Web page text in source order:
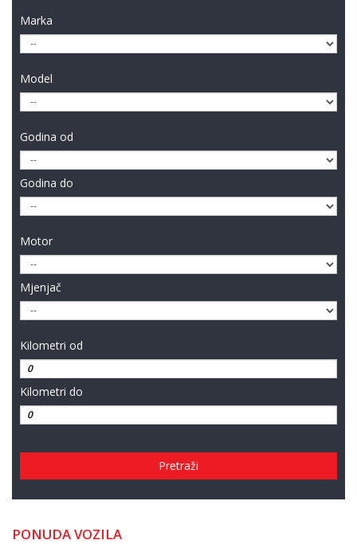
Marka
Model
Godina od
Godina do
Motor
Mjenjač
Kilometri od
Kilometri do
Pretraži
PONUDA VOZILA